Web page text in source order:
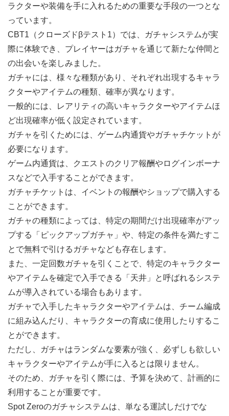
ラクターや装備を手に入れるための重要な手段の一つとな
っています。
CBT1（クローズドβテスト1）では、ガチャシステムが実
際に体験でき、プレイヤーはガチャを通じて新たな仲間と
の出会いを楽しみました。
ガチャには、様々な種類があり、それぞれ出現するキャラ
クターやアイテムの種類、確率が異なります。
一般的には、レアリティの高いキャラクターやアイテムほ
ど出現確率が低く設定されています。
ガチャを引くためには、ゲーム内通貨やガチャチケットが
必要になります。
ゲーム内通貨は、クエストのクリア報酬やログインボーナ
スなどで入手することができます。
ガチャチケットは、イベントの報酬やショップで購入する
ことができます。
ガチャの種類によっては、特定の期間だけ出現確率がアッ
プする「ピックアップガチャ」や、特定の条件を満たすこ
とで無料で引けるガチャなども存在します。
また、一定回数ガチャを引くことで、特定のキャラクター
やアイテムを確定で入手できる「天井」と呼ばれるシステ
ムが導入されている場合もあります。
ガチャで入手したキャラクターやアイテムは、チーム編成
に組み込んだり、キャラクターの育成に使用したりするこ
とができます。
ただし、ガチャはランダムな要素が強く、必ずしも欲しい
キャラクターやアイテムが手に入るとは限りません。
そのため、ガチャを引く際には、予算を決めて、計画的に
利用することが重要です。
Spot Zeroのガチャシステムは、単なる運試しだけでな